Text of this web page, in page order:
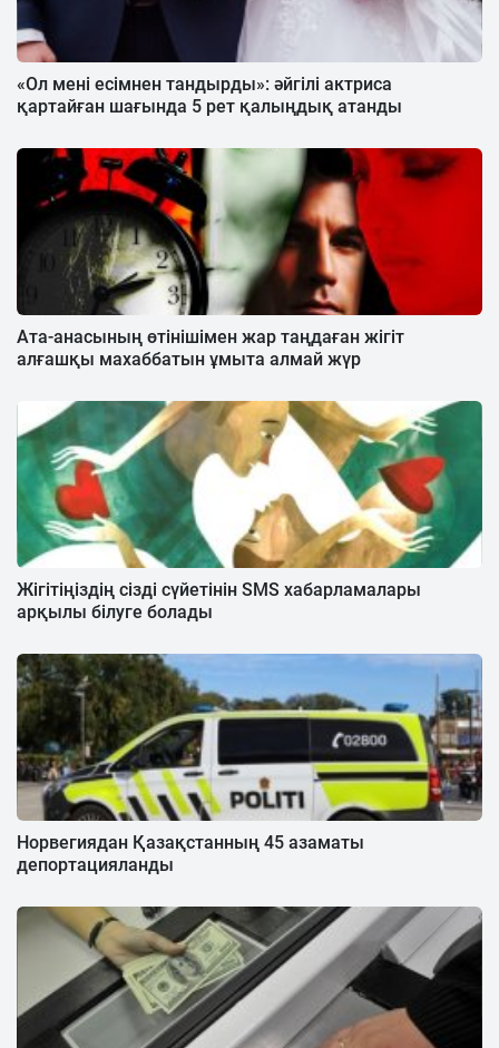
«Ол мені есімнен тандырды»: әйгілі актриса
қартайған шағында 5 рет қалыңдық атанды
Ата-анасының өтінішімен жар таңдаған жігіт
алғашқы махаббатын ұмыта алмай жүр
Жігітіңіздің сізді сүйетінін SMS хабарламалары
арқылы білуге болады
Норвегиядан Қазақстанның 45 азаматы
депортацияланды